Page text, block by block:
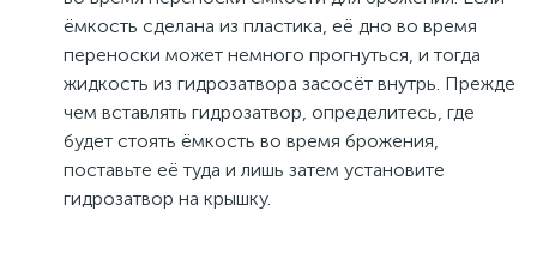
ёмкость сделана из пластика, её дно во время
переноски может немного прогнуться, и тогда
жидкость из гидрозатвора засосёт внутрь. Прежде
чем вставлять гидрозатвор, определитесь, где
будет стоять ёмкость во время брожения,
поставьте её туда и лишь затем установите
гидрозатвор на крышку.